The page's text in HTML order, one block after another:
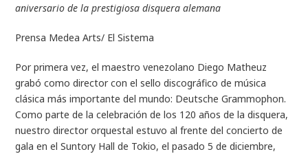
aniversario de la prestigiosa disquera alemana
Prensa Medea Arts/ El Sistema
Por primera vez, el maestro venezolano Diego Matheuz
grabó como director con el sello discográfico de música
clásica más importante del mundo: Deutsche Grammophon.
Como parte de la celebración de los 120 años de la disquera,
nuestro director orquestal estuvo al frente del concierto de
gala en elSuntory Hall de Tokio, el pasado 5 de diciembre,